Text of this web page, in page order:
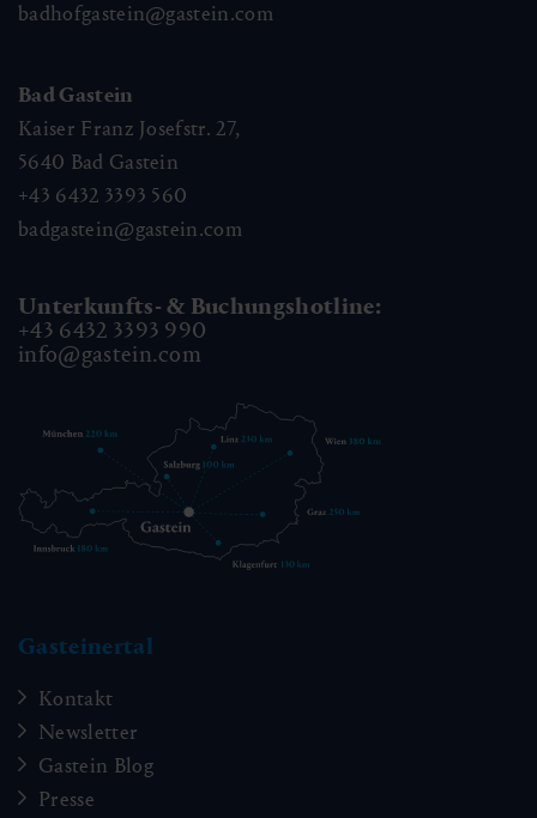
badhofgastein@gastein.com
Bad Gastein
Kaiser Franz Josefstr. 27,
5640 Bad Gastein
+43 6432 3393 560
badgastein@gastein.com
Unterkunfts- & Buchungshotline:
+43 6432 3393 990
info@gastein.com
Gasteinertal
Kontakt
Newsletter
Gastein Blog
Presse